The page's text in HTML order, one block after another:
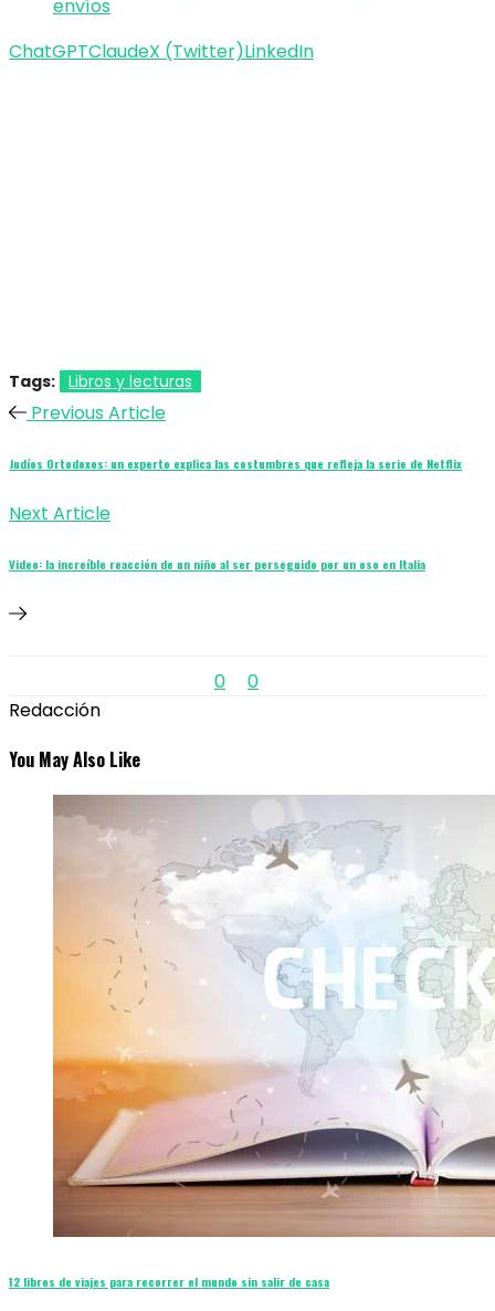
envíos
ChatGPTClaudeX (Twitter)LinkedIn
Tags: Libros y lecturas
Previous Article
Judíos Ortodoxos: un experto explica las costumbres que refleja la serie de Netflix
Next Article
Video: la increíble reacción de un niño al ser perseguido por un oso en Italia
0
0
Redacción
You May Also Like
12 libros de viajes para recorrer el mundo sin salir de casa